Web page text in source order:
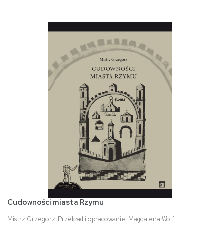
Cudowności miasta Rzymu
Mistrz Grzegorz. Przekład i opracowanie: Magdalena Wolf